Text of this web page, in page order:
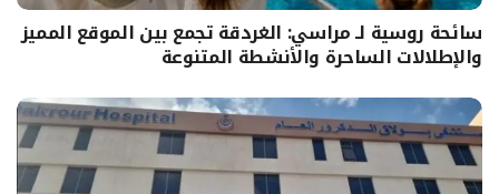
سائحة روسية لـ مراسي: الغردقة تجمع بين الموقع المميز
والإطلالات الساحرة والأنشطة المتنوعة